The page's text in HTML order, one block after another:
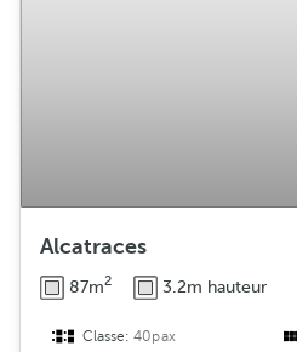
Alcatraces
87m2 3.2m hauteur
Classe:40pax